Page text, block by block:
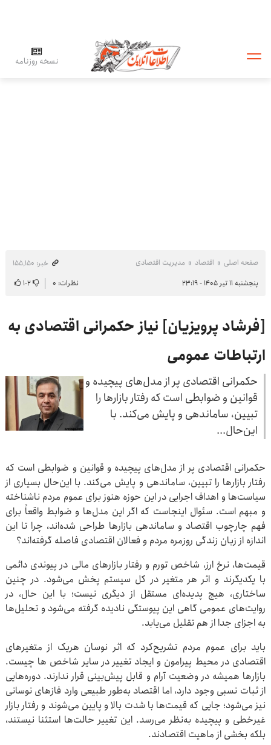
نسخه روزنامه
صفحه اصلی اقتصاد مدیریت اقتصادی
خبر: ۱۵۵٬۱۵۰
پنجشنبه ۱۱ تیر ۱۴۰۵ - ۲۳:۱۹
نظرات: ۰ ۲-۱
[فرشاد پرویزیان] نیاز حکمرانی اقتصادی به
ارتباطات عمومی
حکمرانی اقتصادی پر از مدل‌های پیچیده و
قوانین و ضوابطی است که رفتار بازارها را
تبیین، ساماندهی و پایش می‌کند. با
این‌حال...
حکمرانی اقتصادی پر از مدل‌های پیچیده و قوانین و ضوابطی است که
رفتار بازارها را تبیین، ساماندهی و پایش می‌کند. با این‌حال بسیاری از
سیاست‌ها و اهداف اجرایی در این حوزه هنوز برای عموم مردم ناشناخته
و مبهم است. سئوال اینجاست که اگر این مدل‌ها و ضوابط واقعاً برای
فهم چارچوب اقتصاد و ساماندهی بازارها طراحی شده‌اند، چرا تا این
اندازه از زبان زندگی روزمره مردم و فعالان اقتصادی فاصله گرفته‌اند؟
قیمت‌ها، نرخ ارز، شاخص تورم و رفتار بازارهای مالی در پیوندی دائمی
با یکدیگرند و اثر هر متغیر در کل سیستم پخش می‌شود. در چنین
ساختاری، هیچ پدیده‌ای مستقل از دیگری نیست؛ با این حال، در
روایت‌های عمومی گاهی این پیوستگی نادیده گرفته می‌شود و تحلیل‌ها
به اجزای جدا از هم تقلیل می‌یابد.
باید برای عموم مردم تشریح‌کرد که اثر نوسان هریک از متغیرهای
اقتصادی در محیط پیرامون و ایجاد تغییر در سایر شاخص ها چیست.
بازارها همیشه در وضعیت آرام و قابل پیش‌بینی قرار ندارند. دوره‌هایی
از ثبات نسبی وجود دارد، اما اقتصاد به‌طور طبیعی وارد فازهای نوسانی
نیز می‌شود؛ جایی که قیمت‌ها با شدت بالا و پایین می‌شوند و رفتار بازار
غیرخطی و پیچیده به‌نظر می‌رسد. این تغییر حالت‌ها استثنا نیستند،
بلکه بخشی از ماهیت اقتصادند.